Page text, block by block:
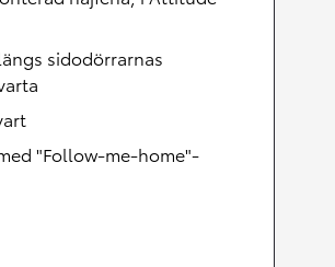
sidodörrarnas
"Follow-me-home"-